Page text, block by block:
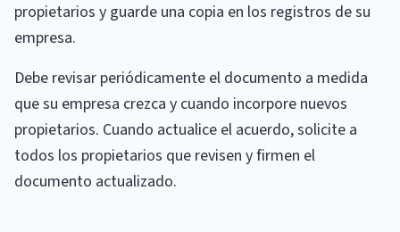
propietarios y guarde una copia en los registros de su
empresa.
Debe revisar periódicamente el documento a medida
que su empresa crezca y cuando incorpore nuevos
propietarios. Cuando actualice el acuerdo, solicite a
todos los propietarios que revisen y firmen el
documento actualizado.